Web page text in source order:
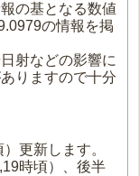
の基となる数値
の情報を掲
射などの影響に
りますので十分
更新します。
時頃）、後半